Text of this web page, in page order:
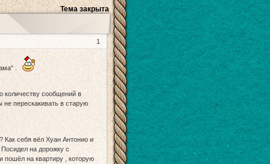
Тема закрыта
1
.
количеству сообщений в
перескакивать в старую
себя вёл Хуан Антонио и
на дорожку с
на квартиру , которую